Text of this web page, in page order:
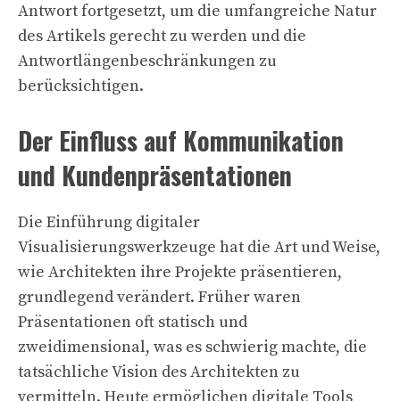
Antwort fortgesetzt, um die umfangreiche Natur
des Artikels gerecht zu werden und die
Antwortlängenbeschränkungen zu
berücksichtigen.
Der Einfluss auf Kommunikation
und Kundenpräsentationen
Die Einführung digitaler
Visualisierungswerkzeuge hat die Art und Weise,
wie Architekten ihre Projekte präsentieren,
grundlegend verändert. Früher waren
Präsentationen oft statisch und
zweidimensional, was es schwierig machte, die
tatsächliche Vision des Architekten zu